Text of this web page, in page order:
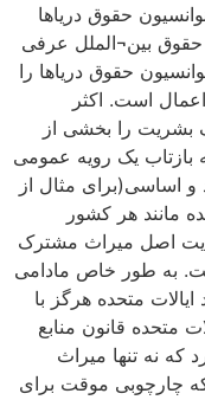
امضاء‌کننده کنوانسیون حقوق دریاها
بین¬الملل عرفی
حقوق دریاها را
است. اکثر
را بخشی از
بازتاب یک رویه عمومی
و اساسی(برای مثال از
مانند هر کشور
اصل میراث مشترک
به طور خاص مادامی
متحده هرگز با
متحده قانون منابع
نه تنها میراث
چارچوبی موقت برای